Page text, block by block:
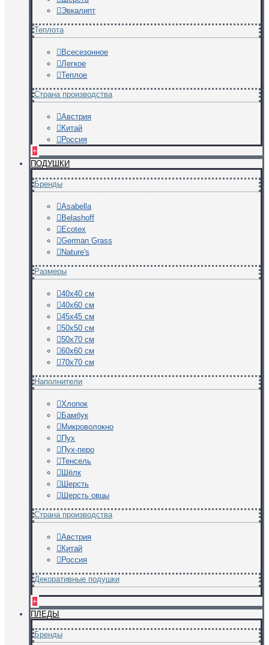
Эвкалипт
Теплота
Всесезонное
Легкое
Теплое
Страна производства
Австрия
Китай
Россия
+
ПОДУШКИ
Бренды
Asabella
Belashoff
Ecotex
German Grass
Nature's
Размеры
40х40 см
40х60 см
45х45 см
50х50 см
50х70 см
60х60 см
70х70 см
Наполнители
Хлопок
Бамбук
Микроволокно
Пух
Пух-перо
Тенсель
Шёлк
Шерсть
Шерсть овцы
Страна производства
Австрия
Китай
Россия
Декоративные подушки
+
ПЛЕДЫ
Бренды